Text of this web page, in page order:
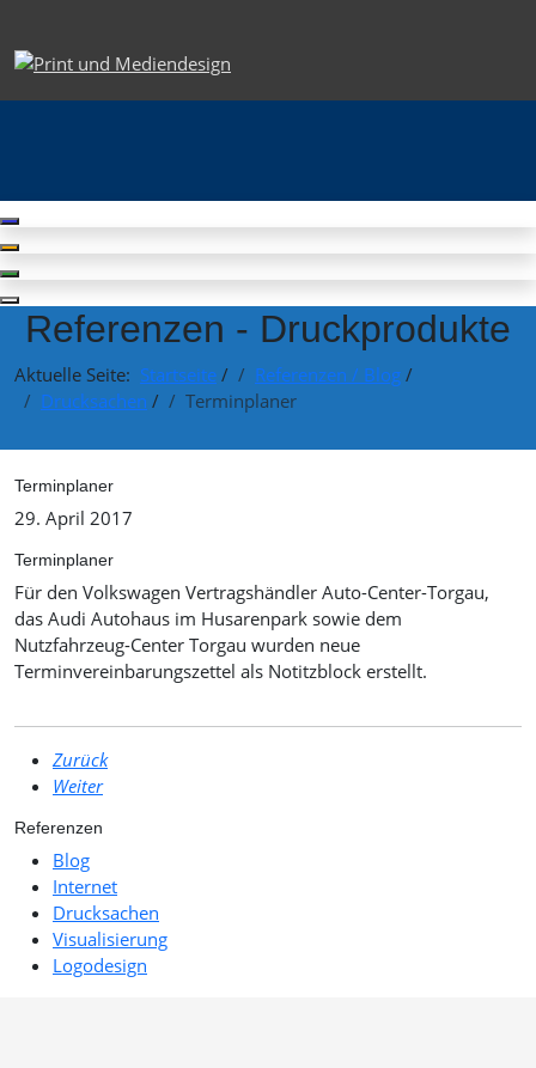
Referenzen - Druckprodukte
Aktuelle Seite: Startseite / Referenzen / Blog /
Drucksachen / Terminplaner
Terminplaner
29. April 2017
Terminplaner
Für den Volkswagen Vertragshändler Auto-Center-Torgau,
das Audi Autohaus im Husarenpark sowie dem
Nutzfahrzeug-Center Torgau wurden neue
Terminvereinbarungszettel als Notitzblock erstellt.
Zurück
Weiter
Referenzen
Blog
Internet
Drucksachen
Visualisierung
Logodesign